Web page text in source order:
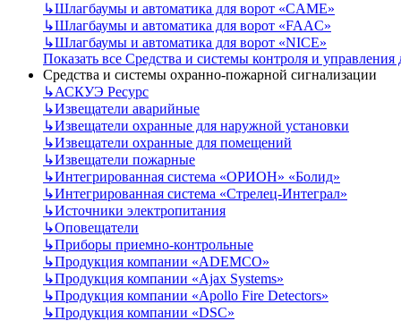
↳Шлагбаумы и автоматика для ворот «CAME»
↳Шлагбаумы и автоматика для ворот «FAAC»
↳Шлагбаумы и автоматика для ворот «NICE»
Показать все Средства и системы контроля и управления
Средства и системы охранно-пожарной сигнализации
↳АСКУЭ Ресурс
↳Извещатели аварийные
↳Извещатели охранные для наружной установки
↳Извещатели охранные для помещений
↳Извещатели пожарные
↳Интегрированная система «ОРИОН» «Болид»
↳Интегрированная система «Стрелец-Интеграл»
↳Источники электропитания
↳Оповещатели
↳Приборы приемно-контрольные
↳Продукция компании «ADEMCO»
↳Продукция компании «Ajax Systems»
↳Продукция компании «Apollo Fire Detectors»
↳Продукция компании «DSC»